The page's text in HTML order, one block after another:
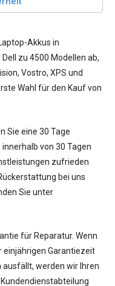
Akkus in
zu 4500 Modellen ab,
Vostro, XPS und
Wahl für den Kauf von
Sie eine 30 Tage
von 30 Tagen
zufrieden
bei uns
Sie unter
für Reparatur. Wenn
einjährigen Garantiezeit
werden wir Ihren